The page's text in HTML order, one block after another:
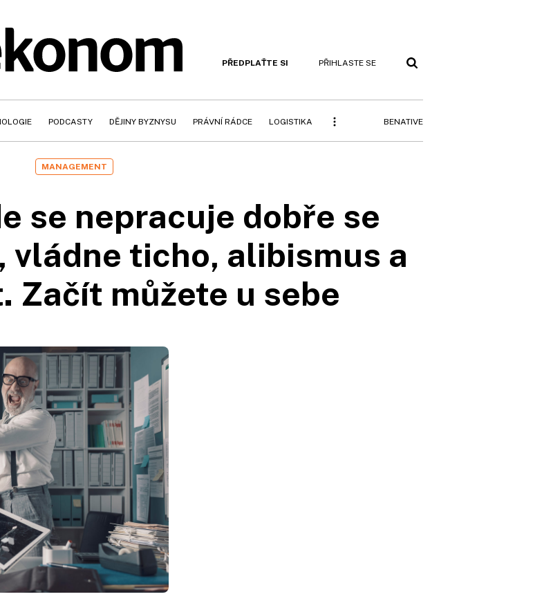
PŘEDPLAŤTE SI PŘIHLASTE SE
PODCASTY DĚJINY BYZNYSU PRÁVNÍ RÁDCE LOGISTIKA BENATIVE
MANAGEMENT
se nepracuje dobře se
vládne ticho, alibismus a
Začít můžete u sebe